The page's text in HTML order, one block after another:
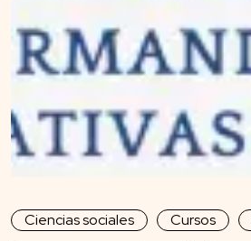
Ciencias sociales Cursos